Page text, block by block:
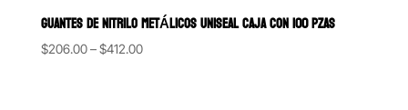
GUANTES DE NITRILO METÁLICOS UNISEAL CAJA CON 100 PZAS
$206.00–$412.00Price